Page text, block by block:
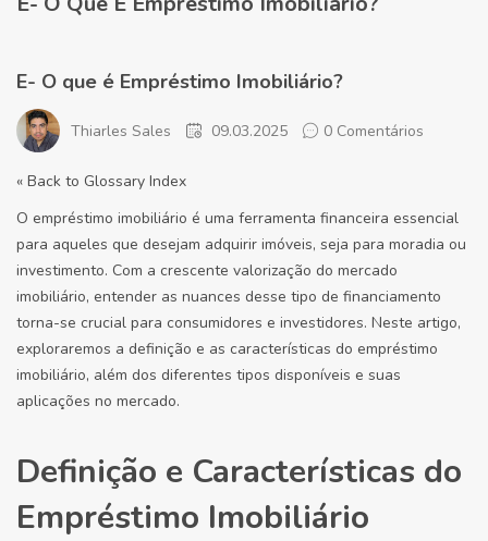
E- O que é Empréstimo Imobiliário?
Thiarles Sales 09.03.2025 0 Comentários
« Back to Glossary Index
O empréstimo imobiliário é uma ferramenta financeira essencial
para aqueles que desejam adquirir imóveis, seja para moradia ou
investimento. Com a crescente valorização do mercado
imobiliário, entender as nuances desse tipo de financiamento
torna-se crucial para consumidores e investidores. Neste artigo,
exploraremos a definição e as características do empréstimo
imobiliário, além dos diferentes tipos disponíveis e suas
aplicações no mercado.
Definição e Características do
Empréstimo Imobiliário